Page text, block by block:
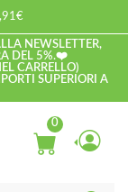
NEWSLETTER,
DEL 5%.❤️
CARRELLO)
SUPERIORI A
0